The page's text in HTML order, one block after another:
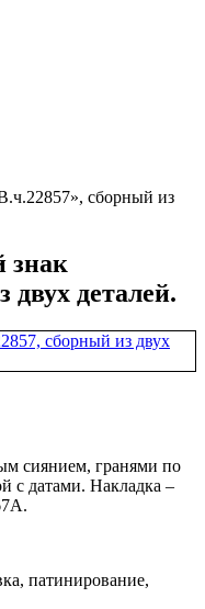
сборный из
знак
двух деталей.
сиянием, гранями по
с датами. Накладка –
патинирование,